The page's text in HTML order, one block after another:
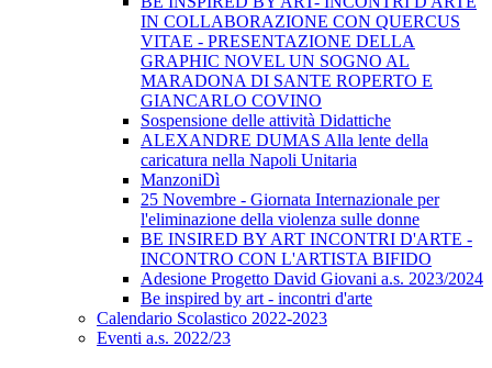
IN COLLABORAZIONE CON QUERCUS
VITAE - PRESENTAZIONE DELLA
GRAPHIC NOVEL UN SOGNO AL
MARADONA DI SANTE ROPERTO E
GIANCARLO COVINO
Sospensione delle attività Didattiche
ALEXANDRE DUMAS Alla lente della
caricatura nella Napoli Unitaria
ManzoniDì
25 Novembre - Giornata Internazionale per
l'eliminazione della violenza sulle donne
BE INSIRED BY ART INCONTRI D'ARTE -
INCONTRO CON L'ARTISTA BIFIDO
Adesione Progetto David Giovani a.s. 2023/2024
Be inspired by art - incontri d'arte
Calendario Scolastico 2022-2023
Eventi a.s. 2022/23